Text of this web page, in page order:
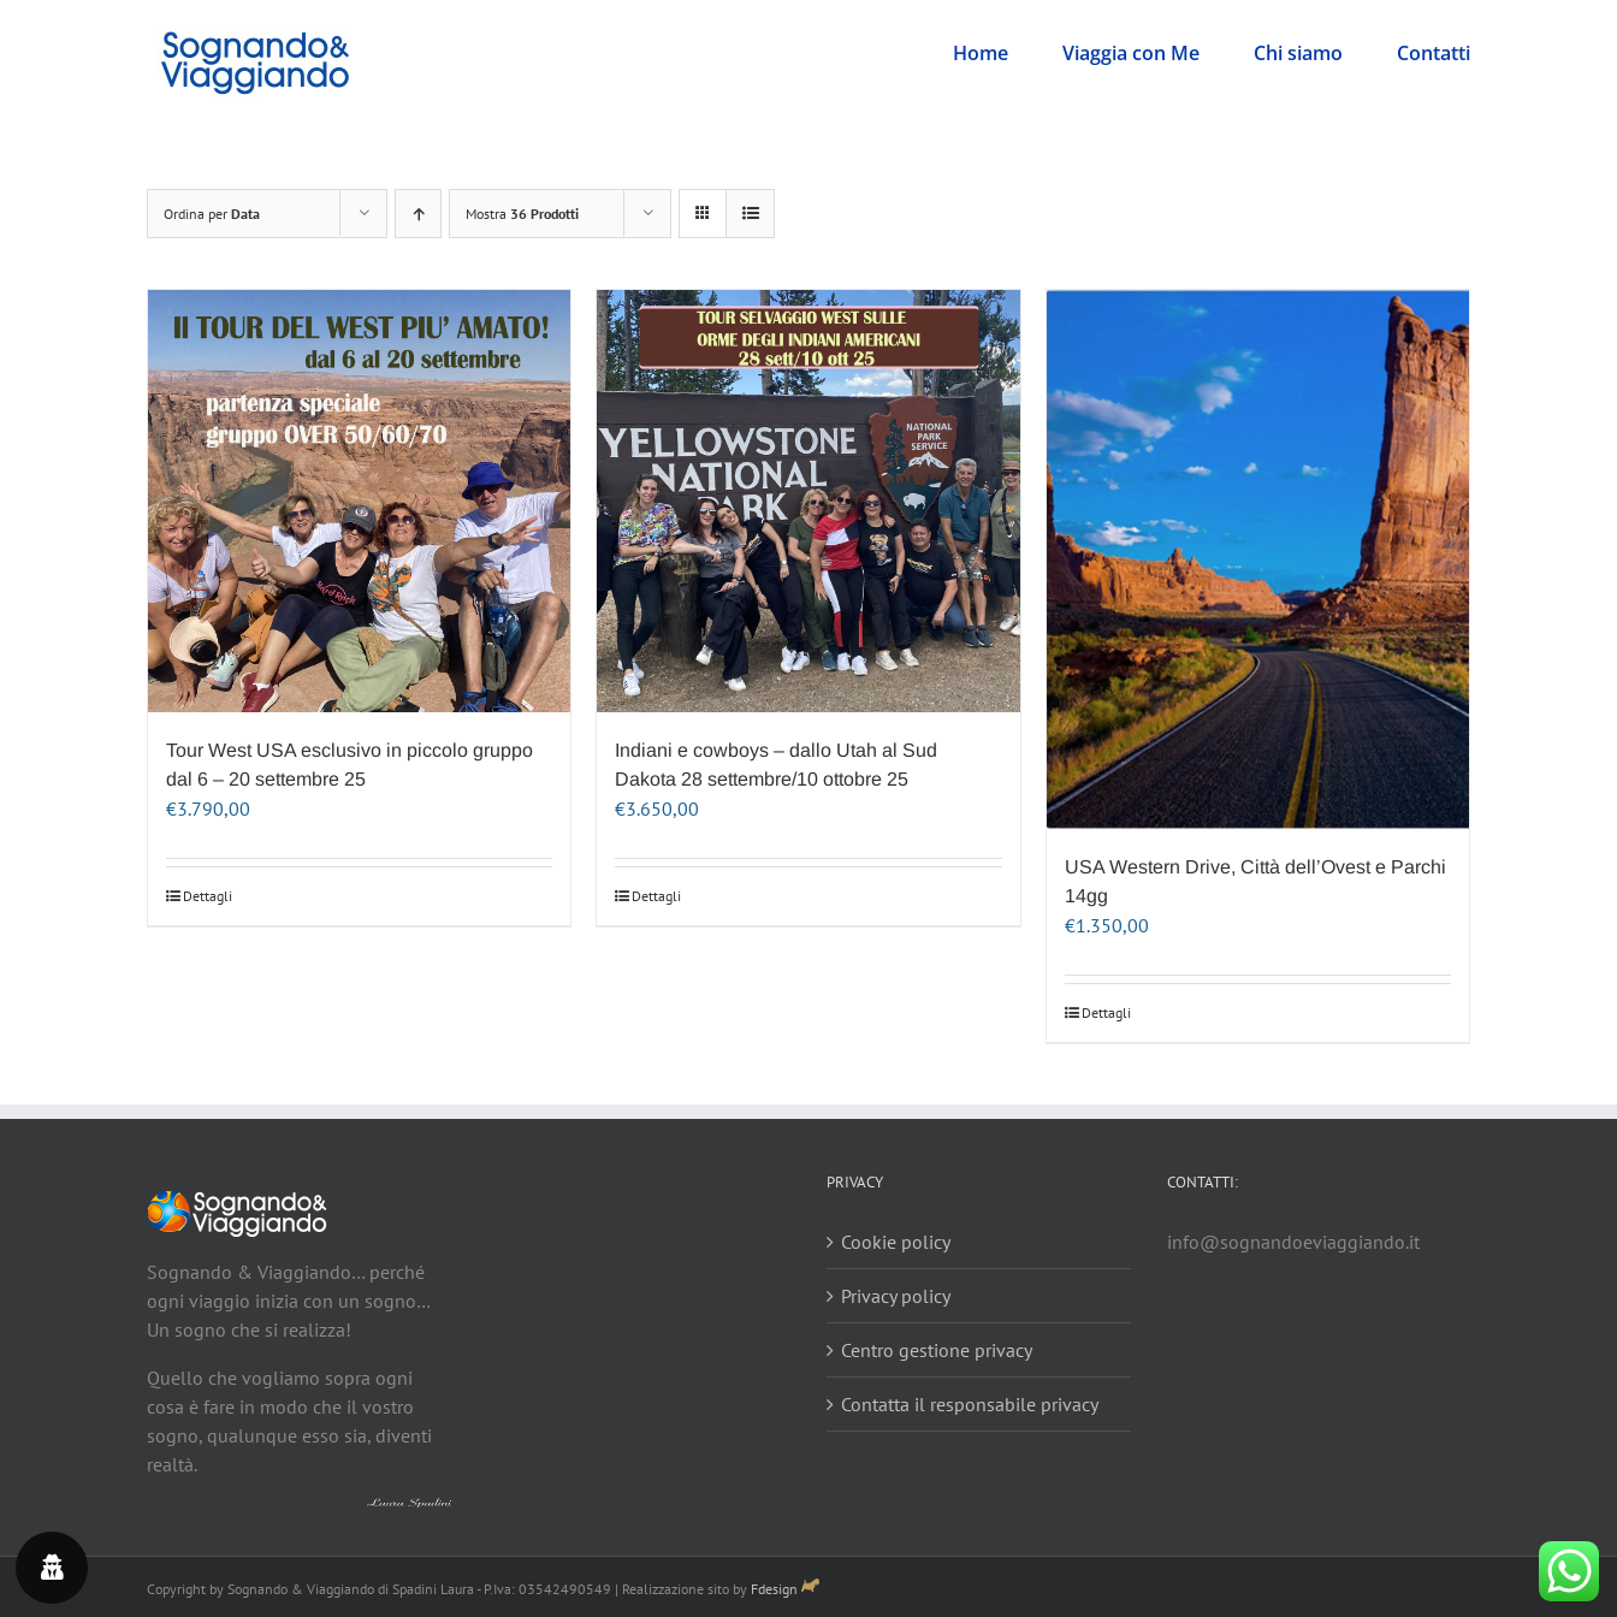
Home Viaggia con Me Chi siamo Contatti
Ordina per Data Mostra 36 Prodotti
Tour West USA esclusivo in piccolo gruppo
dal 6 – 20 settembre 25
€3.790,00
Dettagli
Indiani e cowboys – dallo Utah al Sud
Dakota 28 settembre/10 ottobre 25
€3.650,00
Dettagli
USA Western Drive, Città dell’Ovest e Parchi
14gg
€1.350,00
Dettagli
Sognando & Viaggiando… perché
ogni viaggio inizia con un sogno…
Un sogno che si realizza!
Quello che vogliamo sopra ogni
cosa è fare in modo che il vostro
sogno, qualunque esso sia, diventi
realtà.
PRIVACY
Cookie policy
Privacy policy
Centro gestione privacy
Contatta il responsabile privacy
CONTATTI:
info@sognandoeviaggiando.it
Copyright by Sognando & Viaggiando di Spadini Laura - P.Iva: 03542490549 | Realizzazione sito by Fdesign